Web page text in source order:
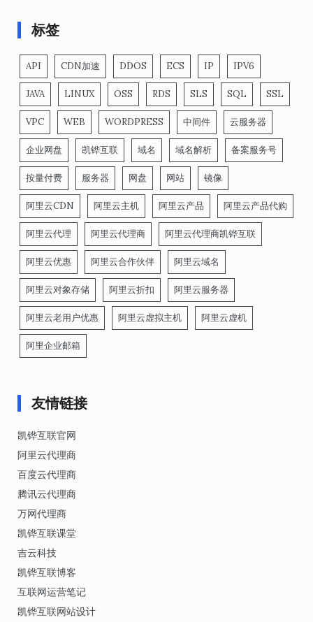
标签
API CDN加速 DDOS ECS IP IPV6
JAVA LINUX OSS RDS SLS SQL SSL
VPC WEB WORDPRESS 中间件 云服务器
企业网盘 凯铧互联 域名 域名解析 备案服务号
按量付费 服务器 网盘 网站 镜像
阿里云CDN 阿里云主机 阿里云产品 阿里云产品代购
阿里云代理 阿里云代理商 阿里云代理商凯铧互联
阿里云优惠 阿里云合作伙伴 阿里云域名
阿里云对象存储 阿里云折扣 阿里云服务器
阿里云老用户优惠 阿里云虚拟主机 阿里云虚机
阿里企业邮箱
友情链接
凯铧互联官网
阿里云代理商
百度云代理商
腾讯云代理商
万网代理商
凯铧互联课堂
吉云科技
凯铧互联博客
互联网运营笔记
凯铧互联网站设计